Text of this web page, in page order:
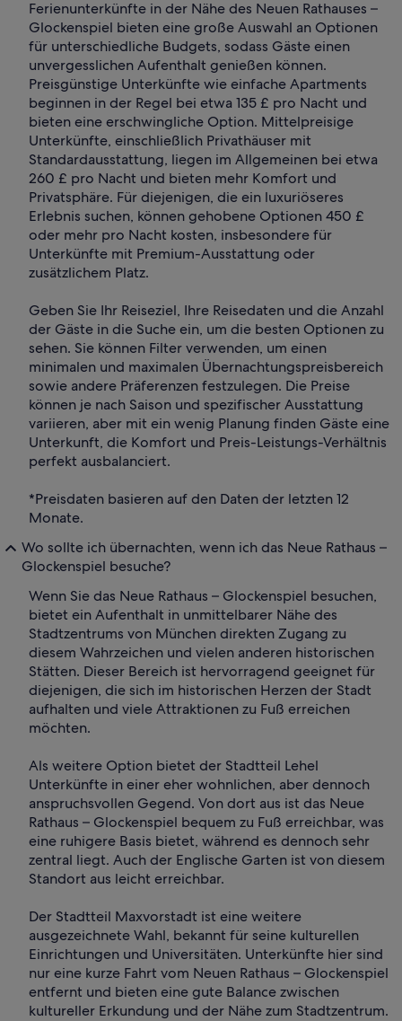
Ferienunterkünfte in der Nähe des Neuen Rathauses –
Glockenspiel bieten eine große Auswahl an Optionen
für unterschiedliche Budgets, sodass Gäste einen
unvergesslichen Aufenthalt genießen können.
Preisgünstige Unterkünfte wie einfache Apartments
beginnen in der Regel bei etwa 135 £ pro Nacht und
bieten eine erschwingliche Option. Mittelpreisige
Unterkünfte, einschließlich Privathäuser mit
Standardausstattung, liegen im Allgemeinen bei etwa
260 £ pro Nacht und bieten mehr Komfort und
Privatsphäre. Für diejenigen, die ein luxuriöseres
Erlebnis suchen, können gehobene Optionen 450 £
oder mehr pro Nacht kosten, insbesondere für
Unterkünfte mit Premium-Ausstattung oder
zusätzlichem Platz.
Geben Sie Ihr Reiseziel, Ihre Reisedaten und die Anzahl
der Gäste in die Suche ein, um die besten Optionen zu
sehen. Sie können Filter verwenden, um einen
minimalen und maximalen Übernachtungspreisbereich
sowie andere Präferenzen festzulegen. Die Preise
können je nach Saison und spezifischer Ausstattung
variieren, aber mit ein wenig Planung finden Gäste eine
Unterkunft, die Komfort und Preis-Leistungs-Verhältnis
perfekt ausbalanciert.
*Preisdaten basieren auf den Daten der letzten 12
Monate.
Wo sollte ich übernachten, wenn ich das Neue Rathaus –
Glockenspiel besuche?
Wenn Sie das Neue Rathaus – Glockenspiel besuchen,
bietet ein Aufenthalt in unmittelbarer Nähe des
Stadtzentrums von München direkten Zugang zu
diesem Wahrzeichen und vielen anderen historischen
Stätten. Dieser Bereich ist hervorragend geeignet für
diejenigen, die sich im historischen Herzen der Stadt
aufhalten und viele Attraktionen zu Fuß erreichen
möchten.
Als weitere Option bietet der Stadtteil Lehel
Unterkünfte in einer eher wohnlichen, aber dennoch
anspruchsvollen Gegend. Von dort aus ist das Neue
Rathaus – Glockenspiel bequem zu Fuß erreichbar, was
eine ruhigere Basis bietet, während es dennoch sehr
zentral liegt. Auch der Englische Garten ist von diesem
Standort aus leicht erreichbar.
Der Stadtteil Maxvorstadt ist eine weitere
ausgezeichnete Wahl, bekannt für seine kulturellen
Einrichtungen und Universitäten. Unterkünfte hier sind
nur eine kurze Fahrt vom Neuen Rathaus – Glockenspiel
entfernt und bieten eine gute Balance zwischen
kultureller Erkundung und der Nähe zum Stadtzentrum.